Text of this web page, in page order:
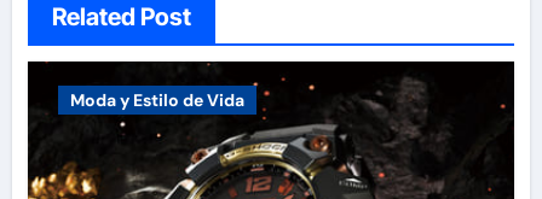
Related Post
Moda y Estilo de Vida